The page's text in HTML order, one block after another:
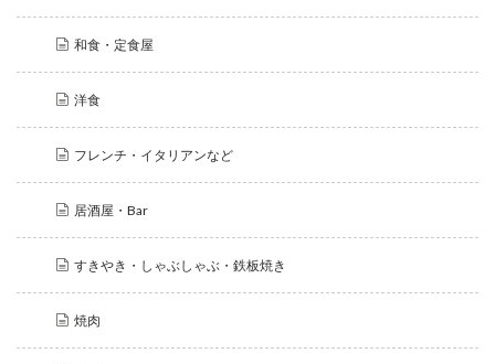
和食・定食屋
洋食
フレンチ・イタリアンなど
居酒屋・Bar
すきやき・しゃぶしゃぶ・鉄板焼き
焼肉